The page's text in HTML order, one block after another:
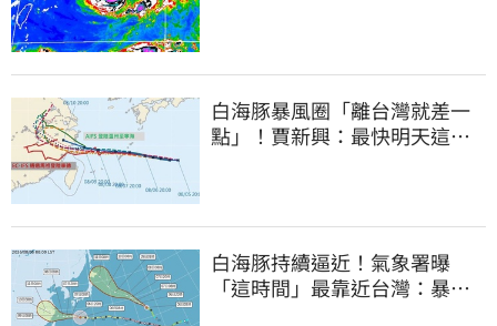
白海豚暴風圈「離台灣就差一
點」！賈新興：最快明天這時
白海豚持續逼近！氣象署曝
「這時間」最靠近台灣：暴風